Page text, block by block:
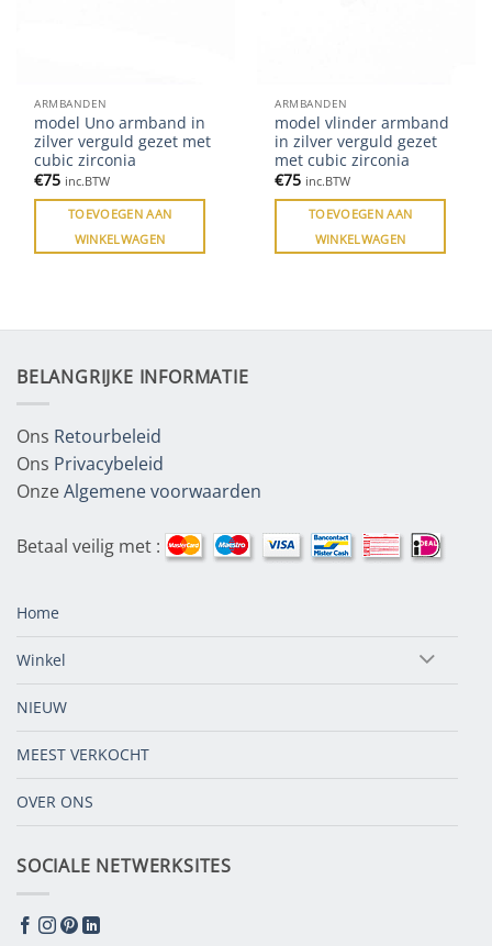
ARMBANDEN
model Uno armband in
zilver verguld gezet met
cubic zirconia
€75 inc.BTW
TOEVOEGEN AAN
WINKELWAGEN
ARMBANDEN
model vlinder armband
in zilver verguld gezet
met cubic zirconia
€75 inc.BTW
TOEVOEGEN AAN
WINKELWAGEN
BELANGRIJKE INFORMATIE
Ons Retourbeleid
Ons Privacybeleid
OnzeAlgemene voorwaarden
Betaal veilig met :
Home
Winkel
NIEUW
MEEST VERKOCHT
OVER ONS
SOCIALE NETWERKSITES